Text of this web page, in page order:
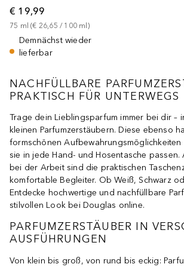
€ 19,99
75 ml (€ 26,65 / 100 ml)
Demnächst wieder
lieferbar
NACHFÜLLBARE
PRAKTISCH FÜR UNTERWEGS
Trage dein Lieblingsparfum immer bei dir –
kleinen Parfumzerstäubern. Diese ebenso
formschönen Aufbewahrungsmöglichkeiten
sie in jede Hand- und Hosentasche passen.
bei der Arbeit sind die praktischen
komfortable Begleiter. Ob Weiß, Schwarz
Entdecke hochwertige und nachfüllbare
stilvollen Look bei Douglas online.
PARFUMZERSTÄUBER IN
AUSFÜHRUNGEN
Von klein bis groß, von rund bis eckig: